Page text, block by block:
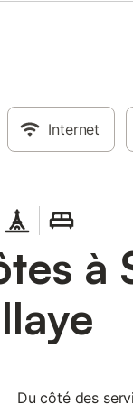
Internet
Du côté des